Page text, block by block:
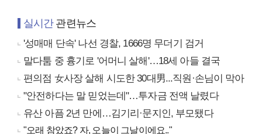
실시간관련뉴스
'성매매 단속' 나선 경찰, 1666명 무더기 검거
말다툼 중 흉기로 '어머니 살해'…18세 아들 결국
편의점 女사장 살해 시도한 30대男...직원·손님이 막아
"안전하다는 말 믿었는데"…투자금 전액 날렸다
유산 아픔 2년 만에…김기리·문지인, 부모됐다
"오래 참았죠? 자, 오늘이 그날이에요.."